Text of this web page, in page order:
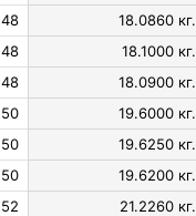
48 18.0860 кг.
48 18.1000 кг.
48 18.0900 кг.
50 19.6000 кг.
50 19.6250 кг.
50 19.6200 кг.
52 21.2260 кг.